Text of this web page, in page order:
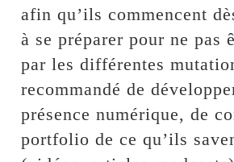
afin qu’ils commencent
à se préparer pour ne pas
par les différentes
recommandé de
présence numérique, de
portfolio de ce qu’ils